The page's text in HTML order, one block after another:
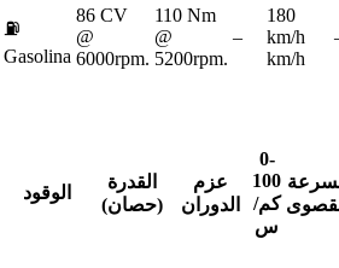
⛽
Gasolina
86 CV
@
6000rpm.
110 Nm
@
5200rpm.
–
180
km/h
km/h
الوقود
القدرة
(حصان)
عزم
الدوران
0-
100
كم/
س